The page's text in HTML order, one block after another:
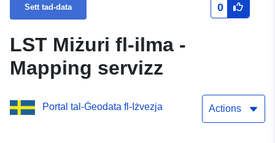
Sett tad-data 0
LST Miżuri fl-ilma -
Mapping servizz
Portal tal-Ġeodata fl-Iżvezja Actions